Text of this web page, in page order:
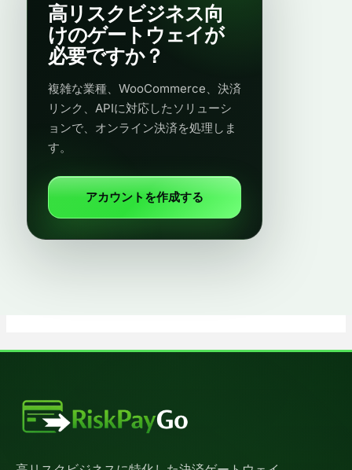
高リスクビジネス向
けのゲートウェイが
必要ですか？
複雑な業種、WooCommerce、決済
リンク、APIに対応したソリューシ
ョンで、オンライン決済を処理しま
す。
アカウントを作成する